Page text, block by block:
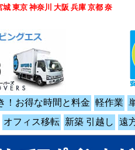
！お得な時間と料金 軽作業
オフィス移転 新築 引越し 遠
東京 神奈川 大阪 兵庫 京都 奈